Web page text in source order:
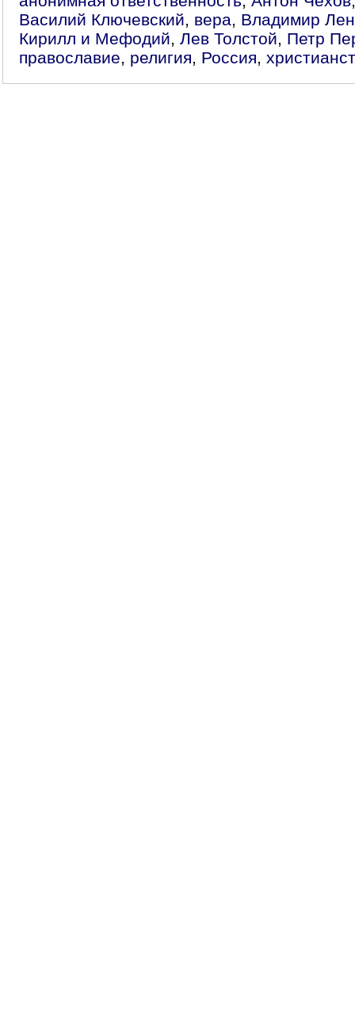
Василий Ключевский, вера, Владимир
Кирилл и Мефодий, Лев Толстой, Петр
православие, религия, Россия,